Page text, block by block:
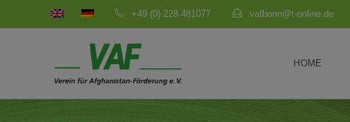
+49 (0) 228 481077 vafbonn@t-online.de
HOME